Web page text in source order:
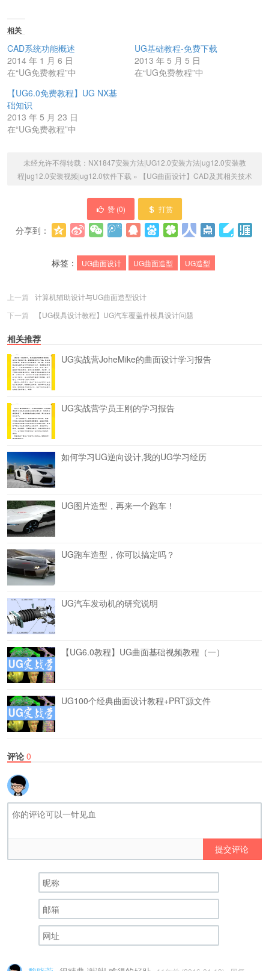
相关
CAD系统功能概述
2014 年 1 月 6 日
在“UG免费教程”中
UG基础教程-免费下载
2013 年 5 月 5 日
在“UG免费教程”中
【UG6.0免费教程】UG NX基
础知识
2013 年 5 月 23 日
在“UG免费教程”中
未经允许不得转载： NX1847安装方法|UG12.0安装方法|ug12.0安装教
程|ug12.0安装视频|ug12.0软件下载 » 【UG曲面设计】CAD及其相关技术
赞 (0) 打赏
分享到：
标签：
UG曲面设计 UG曲面造型 UG造型
上一篇
计算机辅助设计与UG曲面造型设计
下一篇
【UG模具设计教程】UG汽车覆盖件模具设计问题
相关推荐
UG实战营JoheMike的曲面设计学习报告
UG实战营学员王刚的学习报告
如何学习UG逆向设计,我的UG学习经历
UG图片造型，再来一个跑车！
UG跑车造型，你可以搞定吗？
UG汽车发动机的研究说明
【UG6.0教程】UG曲面基础视频教程（一）
UG100个经典曲面设计教程+PRT源文件
评论 0
提交评论